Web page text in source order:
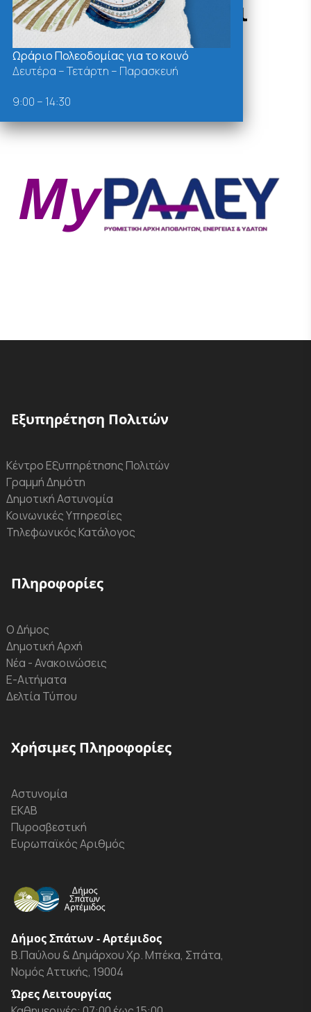
Δράσεις - Χρήσιμοι
Σύνδεσμοι
Εξυπηρέτηση Πολιτών
Κέντρο Εξυπηρέτησης Πολιτών
Γραμμή Δημότη
Δημοτική Αστυνομία
Κοινωνικές Υπηρεσίες
Τηλεφωνικός Κατάλογος
Πληροφορίες
Ο Δήμος
Δημοτική Αρχή
Νέα - Ανακοινώσεις
Ε-Αιτήματα
Δελτία Τύπου
Χρήσιμες Πληροφορίες
Αστυνομία
ΕΚΑΒ
Πυροσβεστική
Ευρωπαϊκός Αριθμός
Δήμος Σπάτων - Αρτέμιδος
Β.Παύλου & Δημάρχου Χρ. Μπέκα, Σπάτα,
Νομός Αττικής, 19004
Ώρες Λειτουργίας
Ωράριο Πολεοδομίας για το κοινό
Δευτέρα – Τετάρτη – Παρασκευή
9:00 – 14:30